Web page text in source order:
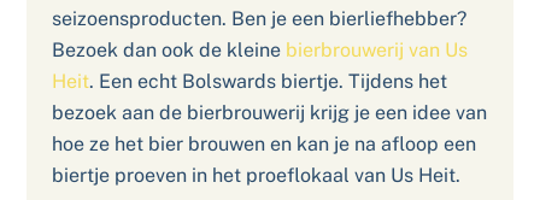
seizoensproducten. Ben je een bierliefhebber?
Bezoek dan ook de kleine bierbrouwerij van Us
Heit. Een echt Bolswards biertje. Tijdens het
bezoek aan de bierbrouwerij krijg je een idee van
hoe ze het bier brouwen en kan je na afloop een
biertje proeven in het proeflokaal van Us Heit.